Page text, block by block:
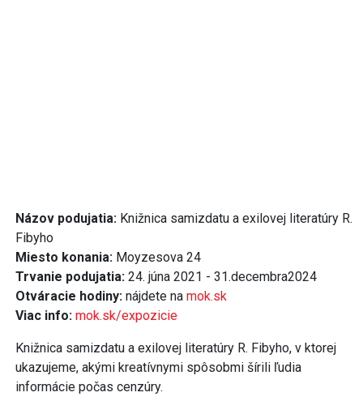
Názov podujatia: Knižnica samizdatu a exilovej literatúry R.
Fibyho
Miesto konania: Moyzesova 24
Trvanie podujatia: 24. júna 2021 - 31.decembra2024
Otváracie hodiny: nájdete na mok.sk
Viac info: mok.sk/expozicie
Knižnica samizdatu a exilovej literatúry R. Fibyho, v ktorej
ukazujeme, akými kreatívnymi spôsobmi šírili ľudia
informácie počas cenzúry.